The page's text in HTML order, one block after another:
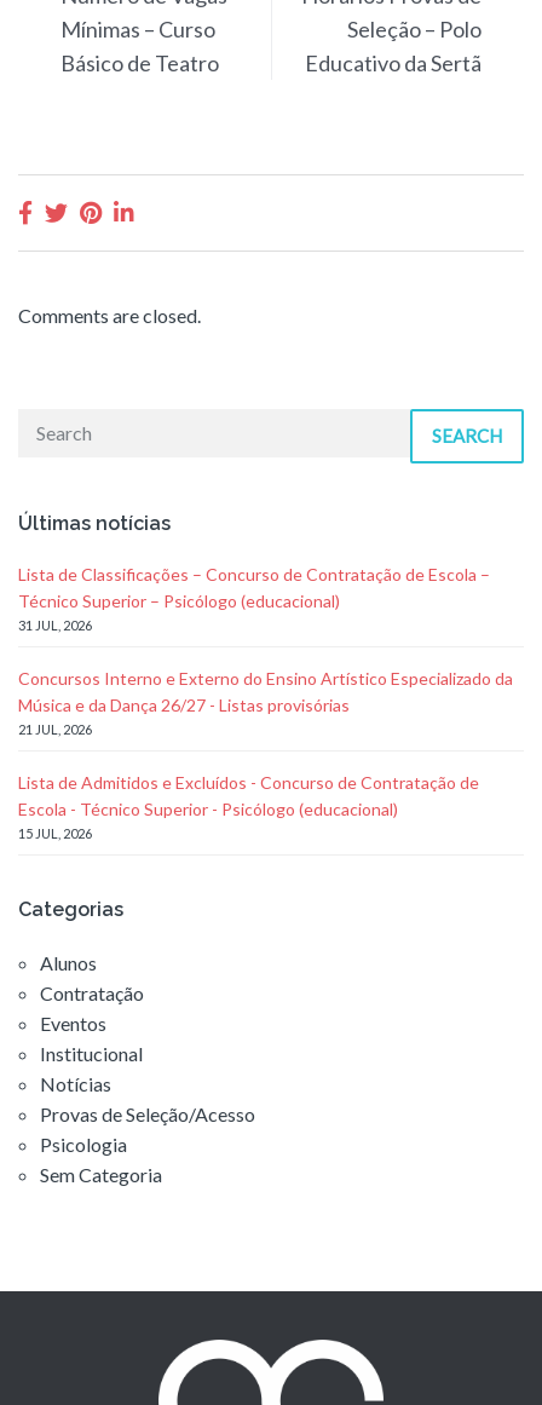
Mínimas – Curso
Básico de Teatro
Seleção – Polo
Educativo da Sertã
Comments are closed.
SEARCH
Últimas notícias
Lista de Classificações – Concurso de Contratação de Escola –
Técnico Superior – Psicólogo (educacional)
31 JUL, 2026
Concursos Interno e Externo do Ensino Artístico Especializado da
Música e da Dança 26/27 - Listas provisórias
21 JUL, 2026
Lista de Admitidos e Excluídos - Concurso de Contratação de
Escola - Técnico Superior - Psicólogo (educacional)
15 JUL, 2026
Categorias
Alunos
Contratação
Eventos
Institucional
Notícias
Provas de Seleção/Acesso
Psicologia
Sem Categoria